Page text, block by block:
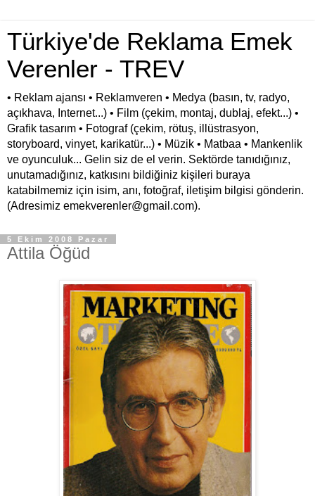
Türkiye'de Reklama Emek
Verenler - TREV
• Reklam ajansı • Reklamveren • Medya (basın, tv, radyo,
açıkhava, Internet...) • Film (çekim, montaj, dublaj, efekt...) •
Grafik tasarım • Fotograf (çekim, rötuş, illüstrasyon,
storyboard, vinyet, karikatür...) • Müzik • Matbaa • Mankenlik
ve oyunculuk... Gelin siz de el verin. Sektörde tanıdığınız,
unutamadığınız, katkısını bildiğiniz kişileri buraya
katabilmemiz için isim, anı, fotoğraf, iletişim bilgisi gönderin.
(Adresimiz emekverenler@gmail.com).
5 Ekim 2008 Pazar
Attila Öğüd